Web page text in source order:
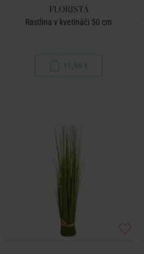
FLORISTA
Rastlina v kvetináči 50 cm
11,99 €